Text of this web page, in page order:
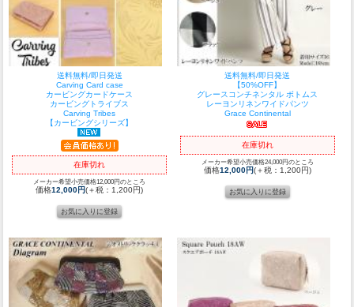
送料無料/即日発送
Carving Card case
カービングカードケース
カービングトライブス
Carving Tribes
【カービングシリーズ】
在庫切れ
メーカー希望小売価格12,000円のところ
価格12,000円(＋税：1,200円)
送料無料/即日発送
【50%OFF】
グレースコンチネンタル ボトムス
レーヨンリネンワイドパンツ
Grace Continental
在庫切れ
メーカー希望小売価格24,000円のところ
価格12,000円(＋税：1,200円)